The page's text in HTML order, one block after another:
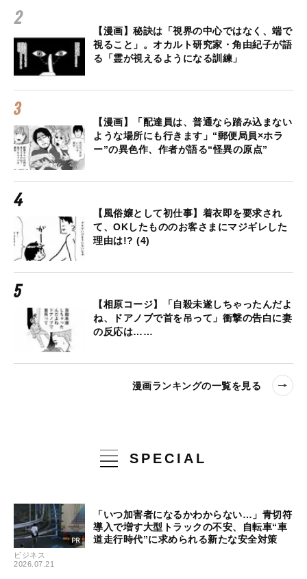
【漫画】秘訣は「視界の中心ではなく、端で
視ること」。オカルト研究家・角由紀子が語
る「霊が視えるようになる訓練」
【漫画】「配達員は、普通なら踏み込まない
ような場所にも行きます」“郵便局員×ホラ
ー”の異色作、作者が語る“怪異の原点”
【風俗嬢として初仕事】着衣即を要求され
て、OKしたもののお客さまにマジギレした
理由は!? (4)
【相原コージ】「自殺未遂しちゃったんだよ
ね、ドアノブで首を吊って」衝撃の告白に妻
の反応は……
漫画ランキングの一覧を見る
SPECIAL
ビジネス
2026.07.21
「いつ加害者になるかわからない…」青切符
導入で増す大型トラックの不安、自転車“車
道走行時代”に求められる新たな安全対策